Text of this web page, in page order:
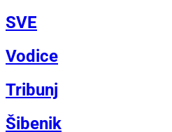
SVE
Vodice
Tribunj
Šibenik